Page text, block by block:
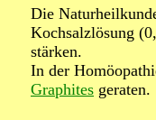
Die
Kochsalzlösung
stärken.
In der
Graphites geraten.